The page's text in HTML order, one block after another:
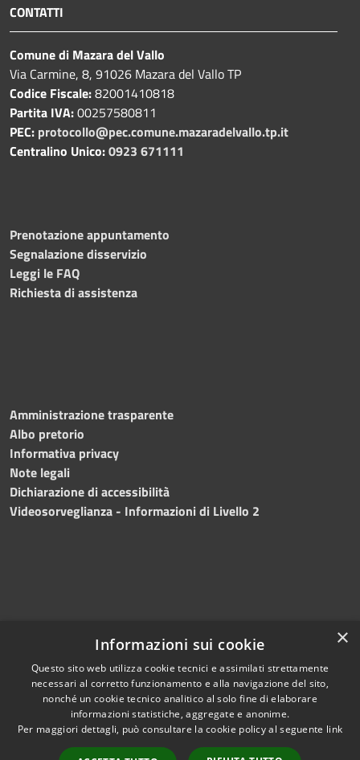
CONTATTI
Comune di Mazara del Vallo
Via Carmine, 8, 91026 Mazara del Vallo TP
Codice Fiscale:82001410818
Partita IVA:00257580811
PEC: protocollo@pec.comune.mazaradelvallo.tp.it
Centralino Unico:0923 671111
Prenotazione appuntamento
Segnalazione disservizio
Leggi le FAQ
Richiesta di assistenza
Amministrazione trasparente
Albo pretorio
Informativa privacy
Note legali
Dichiarazione di accessibilità
Videosorveglianza - Informazioni di Livello 2
Accessibilità
Privacy
Copyright © 2024 •
Comune di Mazara del
Vallo• Powered
byMunicipium• Redazione
×
Informazioni sui cookie
Questo sito web utilizza cookie tecnici e assimilati strettamente
necessari al corretto funzionamento e alla navigazione del sito,
nonché un cookie tecnico analitico al solo fine di elaborare
informazioni statistiche, aggregate e anonime.
Per maggiori dettagli, può consultare la cookie policy al seguente link